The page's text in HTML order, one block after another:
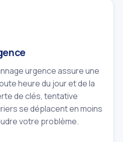
urgence assure une
heure du jour et de la
de clés, tentative
se déplacent en moins
votre problème.